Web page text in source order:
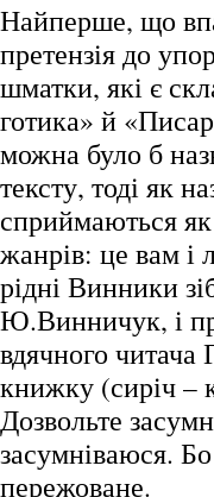
Найперше, що
претензія до
шматки, які є
готика» й
можна було б
тексту, тоді як
сприймаються
жанрів: це вам і
рідні Винники
Ю.Винничук, і
вдячного читача
книжку (сиріч –
Дозвольте
засумніваюся.
пережоване.